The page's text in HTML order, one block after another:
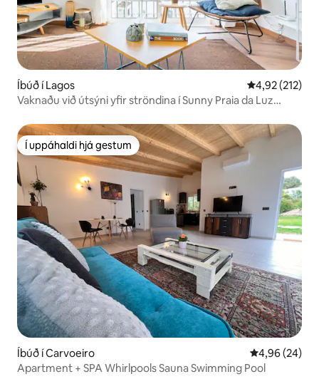
Íbúð í Lagos 4,92 af 5 í
4,92 (212)
Vaknaðu við útsýni yfir ströndina í Sunny Praia da Luz
Í uppáhaldi hjá gestum
Í uppáhaldi hjá gestum
Íbúð í Carvoeiro 4,96 af 5 í
4,96 (24)
Apartment + SPA Whirlpools Sauna Swimming Pool